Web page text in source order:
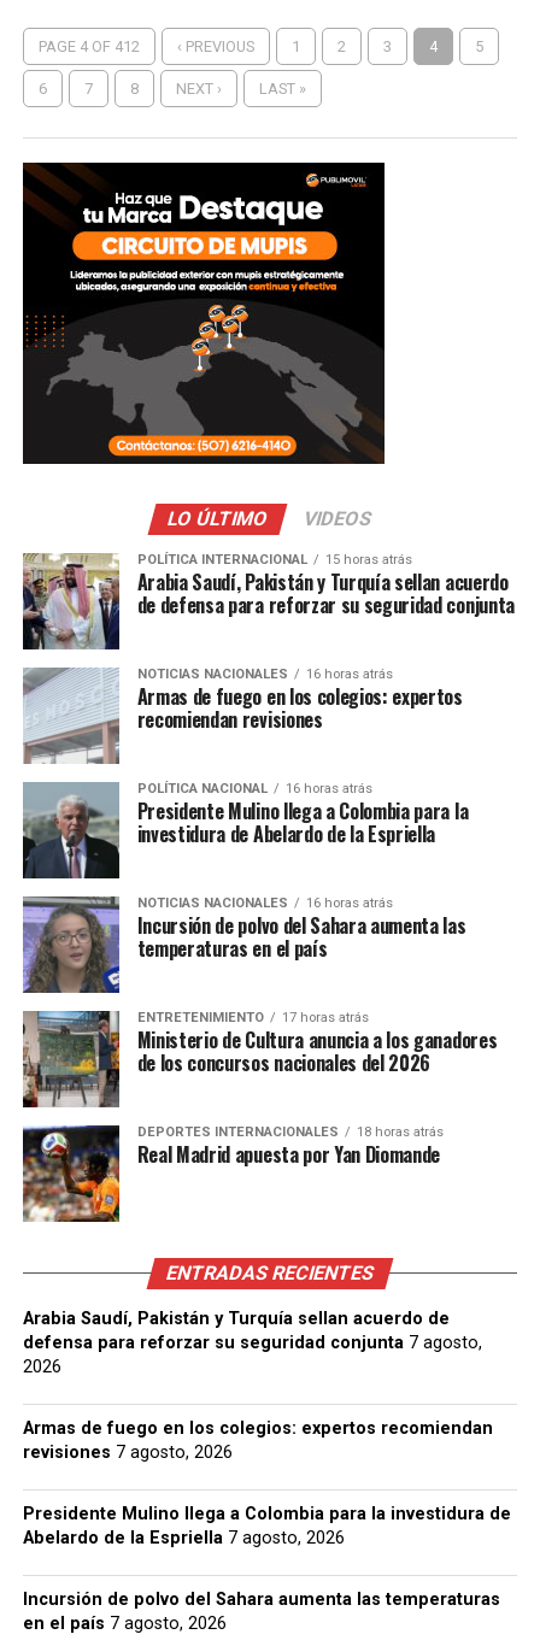
PAGE 4 OF 412 ‹ PREVIOUS 1 2 3 4 5
6 7 8 NEXT › LAST »
LO ÚLTIMO VIDEOS
POLÍTICA INTERNACIONAL 15 horas atrás
Arabia Saudí, Pakistán y Turquía sellan acuerdo
de defensa para reforzar su seguridad conjunta
NOTICIAS NACIONALES 16 horas atrás
Armas de fuego en los colegios: expertos
recomiendan revisiones
POLÍTICA NACIONAL 16 horas atrás
Presidente Mulino llega a Colombia para la
investidura de Abelardo de la Espriella
NOTICIAS NACIONALES 16 horas atrás
Incursión de polvo del Sahara aumenta las
temperaturas en el país
ENTRETENIMIENTO 17 horas atrás
Ministerio de Cultura anuncia a los ganadores
de los concursos nacionales del 2026
DEPORTES INTERNACIONALES 18 horas atrás
Real Madrid apuesta por Yan Diomande
ENTRADAS RECIENTES
Arabia Saudí, Pakistán y Turquía sellan acuerdo de
defensa para reforzar su seguridad conjunta 7 agosto,
2026
Armas de fuego en los colegios: expertos recomiendan
revisiones 7 agosto, 2026
Presidente Mulino llega a Colombia para la investidura de
Abelardo de la Espriella 7 agosto, 2026
Incursión de polvo del Sahara aumenta las temperaturas
en el país 7 agosto, 2026